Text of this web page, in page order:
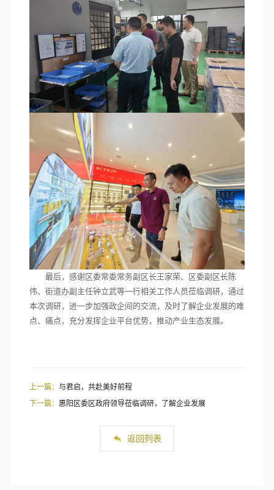
最后，感谢区委常委常务副区长王家荣、区委副区长陈
伟、街道办副主任钟立武等一行相关工作人员莅临调研，通过
本次调研，进一步加强政企间的交流，及时了解企业发展的难
点、痛点，充分发挥企业平台优势，推动产业生态发展。
上一篇：与君启，共赴美好前程
下一篇： 惠阳区委区政府领导莅临调研，了解企业发展
返回列表